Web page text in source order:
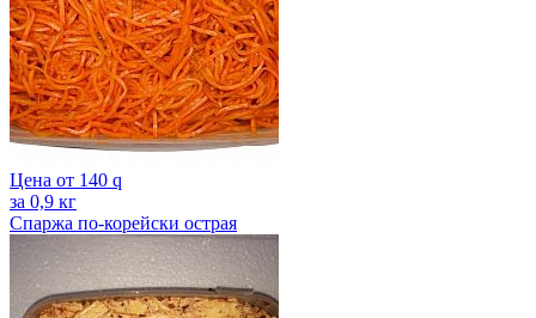
Цена от 140 q
за 0,9 кг
Спаржа по-корейски острая